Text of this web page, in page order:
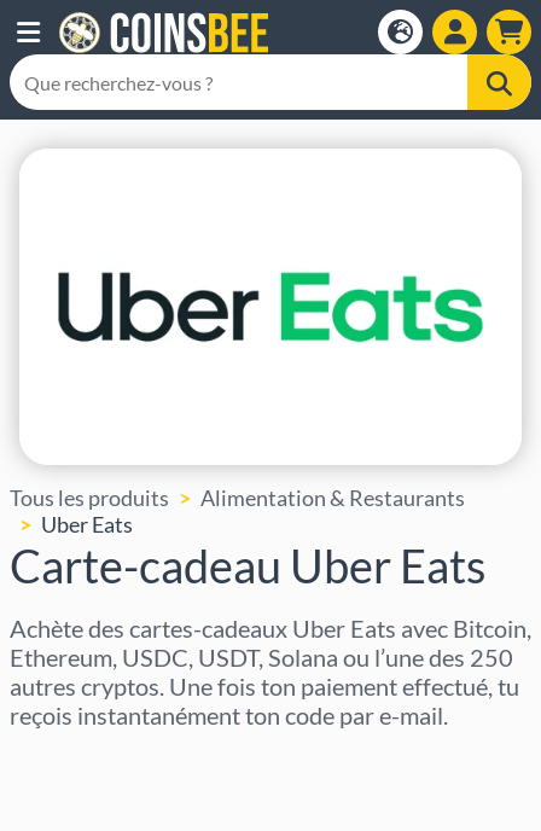
Tous les produits
Alimentation & Restaurants
Uber Eats
Carte-cadeau Uber Eats
Achète des cartes-cadeaux Uber Eats avec Bitcoin,
Ethereum, USDC, USDT, Solana ou l’une des 250
autres cryptos. Une fois ton paiement effectué, tu
reçois instantanément ton code par e-mail.